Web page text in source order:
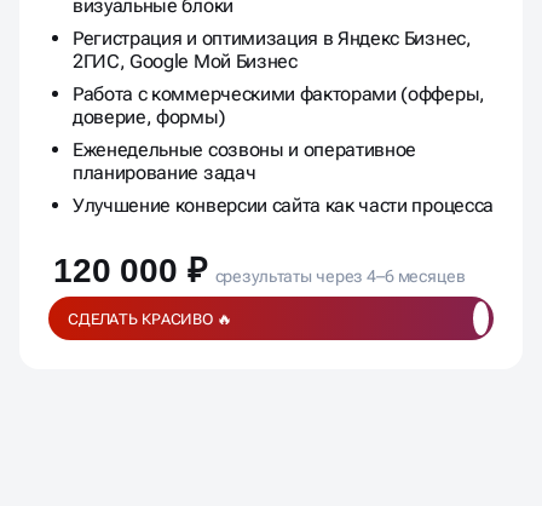
Дизайнер: оформление страниц, баннеры,
визуальные блоки
Регистрация и оптимизация в Яндекс Бизнес,
2ГИС, Google Мой Бизнес
Работа с коммерческими факторами (офферы,
доверие, формы)
Еженедельные созвоны и оперативное
планирование задач
120 000 ₽ срезультаты через 4–6 месяцев